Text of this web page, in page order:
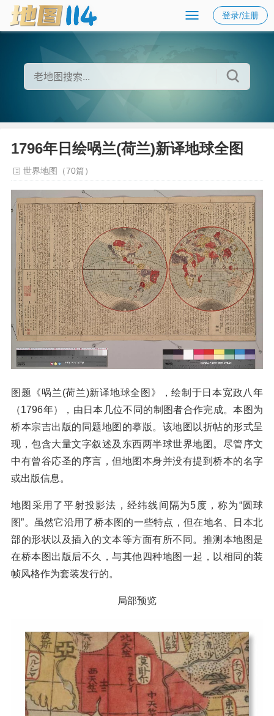
登录/注册
1796年日绘㖞兰(荷兰)新译地球全图
世界地图（70篇）
图题《㖞兰(荷兰)新译地球全图》，绘制于日本宽政八年
（1796年），由日本几位不同的制图者合作完成。本图为
桥本宗吉出版的同题地图的摹版。该地图以折帖的形式呈
现，包含大量文字叙述及东西两半球世界地图。尽管序文
中有曾谷応圣的序言，但地图本身并没有提到桥本的名字
或出版信息。
地图采用了平射投影法，经纬线间隔为5度，称为“圆球
图”。虽然它沿用了桥本图的一些特点，但在地名、日本北
部的形状以及插入的文本等方面有所不同。推测本地图是
在桥本图出版后不久，与其他四种地图一起，以相同的装
帧风格作为套装发行的。
局部预览